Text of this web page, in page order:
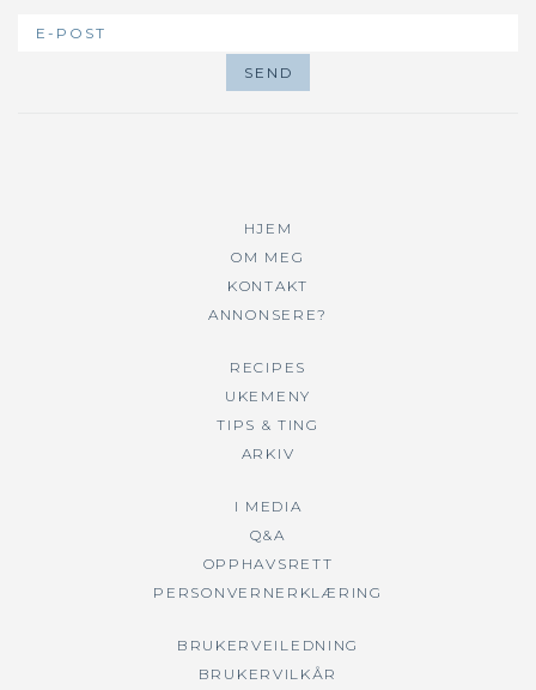
HJEM
OM MEG
KONTAKT
ANNONSERE?
RECIPES
UKEMENY
TIPS & TING
ARKIV
I MEDIA
Q&A
OPPHAVSRETT
PERSONVERNERKLÆRING
BRUKERVEILEDNING
BRUKERVILKÅR